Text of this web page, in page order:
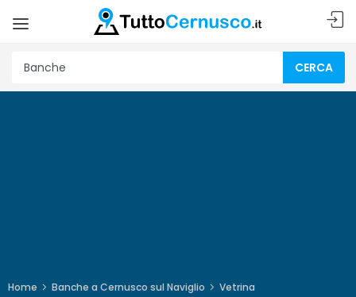
CERCA
Home Banche a Cernusco sul Naviglio Vetrina